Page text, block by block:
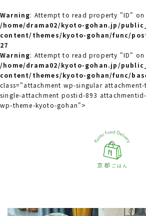
Warning: Attempt to read property "ID" on
/home/drama02/kyoto-gohan.jp/
content/themes/kyoto-gohan/func/
27
Warning: Attempt to read property "ID" on
/home/drama02/kyoto-gohan.jp/
content/themes/kyoto-gohan/func/
class="attachment wp-singular
single-attachment postid-893
wp-theme-kyoto-gohan">